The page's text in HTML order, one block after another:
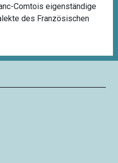
Comtois eigenständige
des Französischen